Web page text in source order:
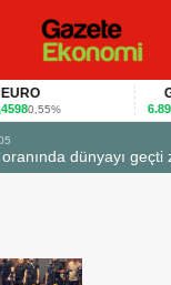
0,55%
oranında dünyayı